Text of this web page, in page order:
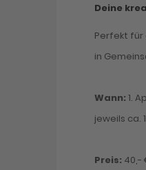
Deine
Perfekt für
in
Wann: 1.
jeweils ca.
Preis: 40,-